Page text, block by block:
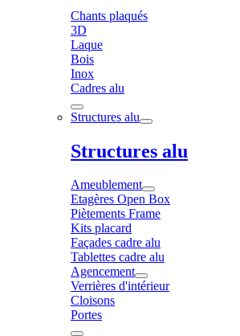
Chants plaqués
3D
Laque
Bois
Inox
Cadres alu
Structures alu
Structures alu
Ameublement
Etagères Open Box
Piètements Frame
Kits placard
Façades cadre alu
Tablettes cadre alu
Agencement
Verrières d'intérieur
Cloisons
Portes